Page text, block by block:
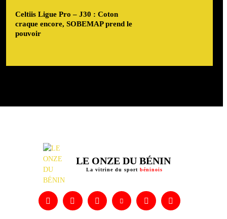
Celtiis Ligue Pro – J30 : Coton
craque encore, SOBEMAP prend le
pouvoir
LE ONZE DU BÉNIN
La vitrine du sport béninois